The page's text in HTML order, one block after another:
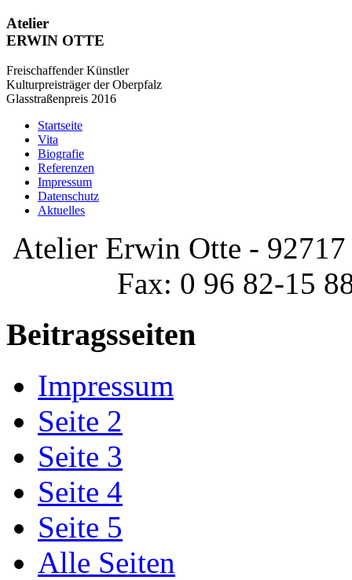
Atelier
ERWIN OTTE
Freischaffender Künstler
Kulturpreisträger der Oberpfalz
Glasstraßenpreis 2016
Startseite
Vita
Biografie
Referenzen
Impressum
Datenschutz
Aktuelles
Atelier Erwin Otte - 92717
Fax: 0 96 82-15
Beitragsseiten
Impressum
Seite 2
Seite 3
Seite 4
Seite 5
Alle Seiten